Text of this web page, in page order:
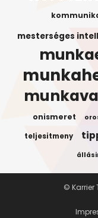
mesterséges
onismeret
teljesitmeny
© Karrier